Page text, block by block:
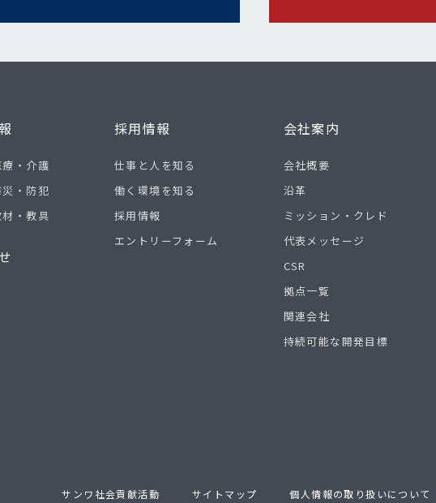
・介護
・防犯
・教具
採用情報
仕事と人を知る
働く環境を知る
採用情報
エントリーフォーム
会社案内
会社概要
沿革
ミッション・クレド
代表メッセージ
CSR
拠点一覧
関連会社
持続可能な開発目標
サンワ社会貢献活動 サイトマップ 個人情報の取り扱いについて